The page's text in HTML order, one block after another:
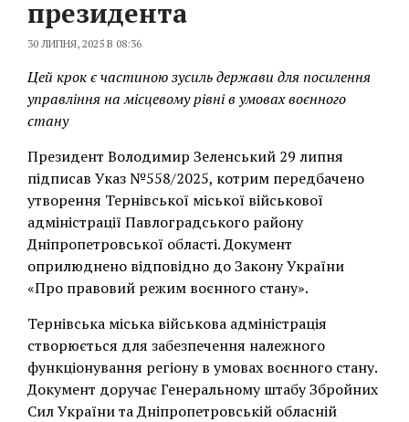
президента
30 ЛИПНЯ, 2025 В 08:36
Цей крок є частиною зусиль держави для посилення
управління на місцевому рівні в умовах воєнного
стану
Президент Володимир Зеленський 29 липня
підписав Указ №558/2025, котрим передбачено
утворення Тернівської міської військової
адміністрації Павлоградського району
Дніпропетровської області. Документ
оприлюднено відповідно до Закону України
«Про правовий режим воєнного стану».
Тернівська міська військова адміністрація
створюється для забезпечення належного
функціонування регіону в умовах воєнного стану.
Документ доручає Генеральному штабу Збройних
Сил України та Дніпропетровській обласній